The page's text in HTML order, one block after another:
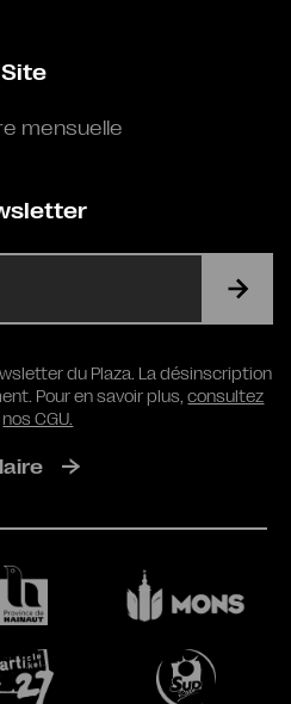
Site
mensuelle
RGPDdu Plaza. La désinscription
Pour en savoir plus,consultez
nos CGU.